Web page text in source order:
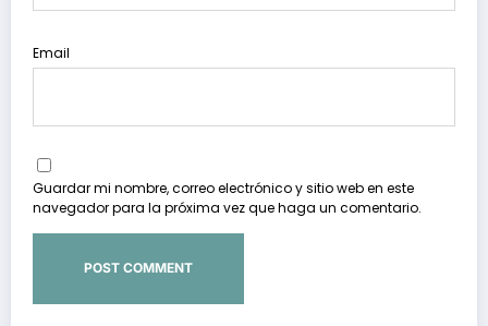
Email
Guardar mi nombre, correo electrónico y sitio web en este
navegador para la próxima vez que haga un comentario.